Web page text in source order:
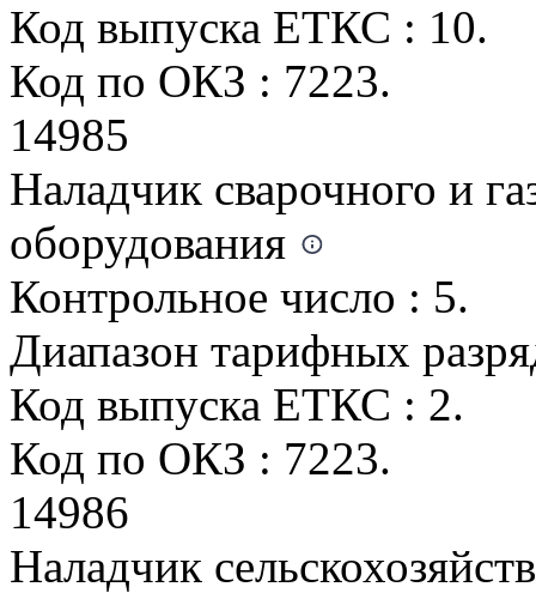
Код выпуска ЕТКС : 10.
Код по ОКЗ : 7223.
14985
Наладчик сварочного и
оборудования
Контрольное число : 5.
Диапазон тарифных
Код выпуска ЕТКС : 2.
Код по ОКЗ : 7223.
14986
Наладчик